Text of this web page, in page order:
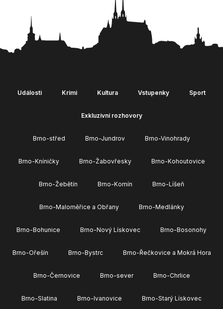
Události Krimi Kultura Vstupenky Sport
Exkluzivní rozhovory
Brno-střed Brno-Jundrov Brno-Vinohrady
Brno-Kníničky Brno-Žabovřesky Brno-Kohoutovice
Brno-Žebětín Brno-Komín Brno-Líšeň
Brno-Maloměřice a Obřany Brno-Medlánky
Brno-Bohunice Brno-Nový Lískovec Brno-Bosonohy
Brno-Ořešín Brno-Bystrc Brno-Řečkovice a Mokrá Hora
Brno-Černovice Brno-sever Brno-Chrlice
Brno-Slatina Brno-Ivanovice Brno-Starý Lískovec